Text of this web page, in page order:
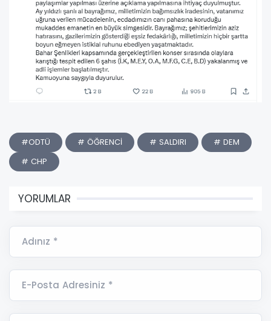
#ODTÜ # ÖĞRENCİ # SALDIRI
# DEM
# CHP
YORUMLAR
Adınız *
E-Posta Adresiniz *